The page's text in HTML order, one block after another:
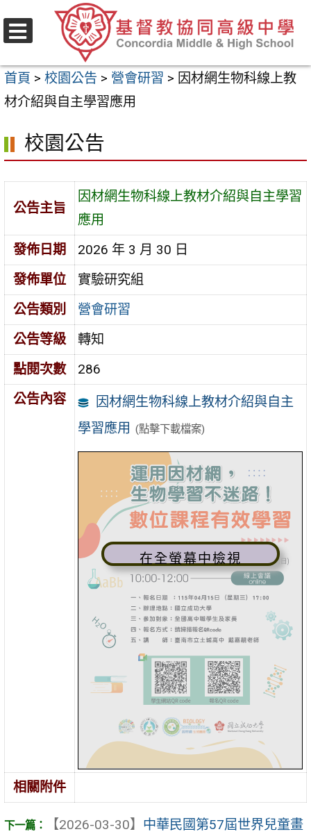
至
要
內
區
首頁 > 校園公告 > 營會研習 > 因材網生物科線上教
材介紹與自主學習應用
校園公告
公告主旨
因材網生物科線上教材介紹與自主學習
應用
發佈日期
2026 年 3 月 30 日
發佈單位
實驗研究組
公告類別
營會研習
公告等級
轉知
點閱次數
286
公告內容
因材網生物科線上教材介紹與自主
學習應用 (點擊下載檔案)
在全螢幕中檢視
相關附件
【2026-03-30】 中華民國第57屆世界兒童畫
選
單